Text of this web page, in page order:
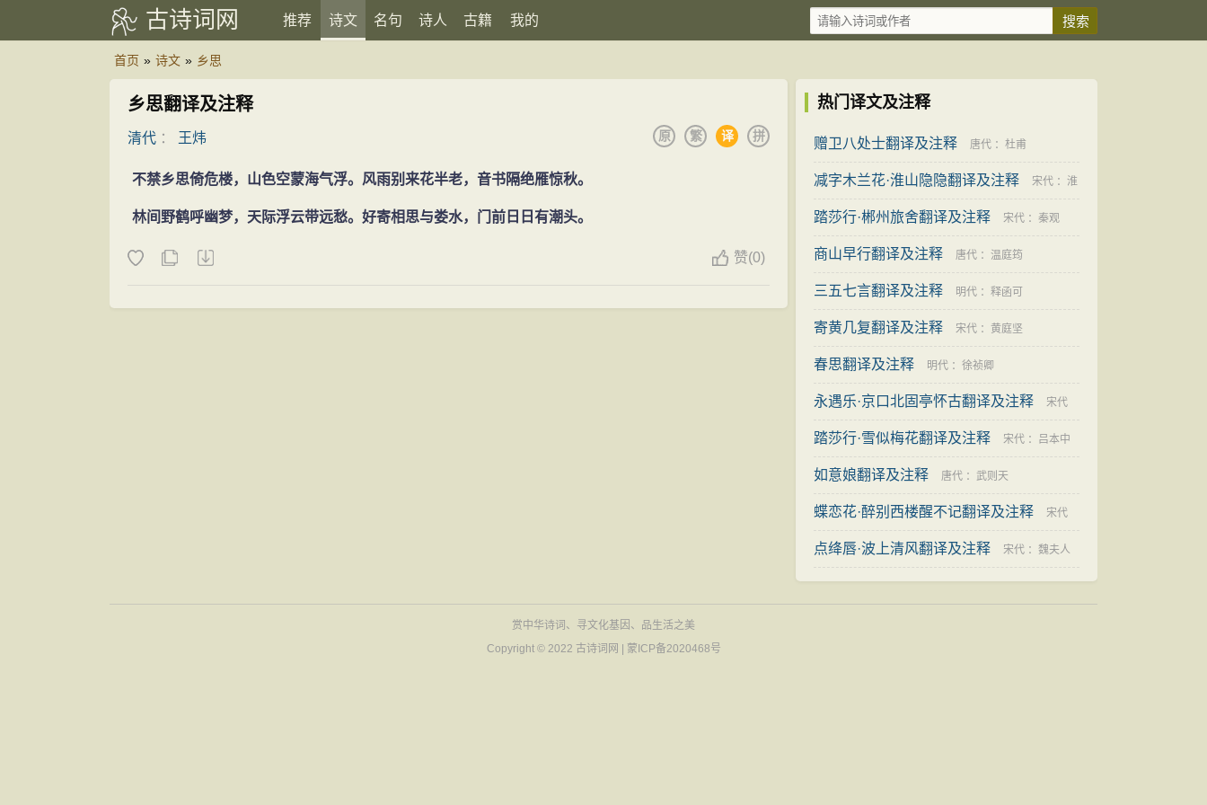
古诗词网 推荐 诗文 名句 诗人 古籍 我的
首页 » 诗文 » 乡思
乡思翻译及注释
清代 ： 王炜 拼
译
繁
原
不禁乡思倚危楼，山色空蒙海气浮。风雨别来花半老，音书隔绝雁惊秋。
林间野鹤呼幽梦，天际浮云带远愁。好寄相思与娄水，门前日日有潮头。
赞(0)
热门译文及注释
赠卫八处士翻译及注释 唐代 ： 杜甫
减字木兰花·淮山隐隐翻译及注释 宋代 ： 淮
上女
踏莎行·郴州旅舍翻译及注释 宋代 ： 秦观
商山早行翻译及注释 唐代 ： 温庭筠
三五七言翻译及注释 明代 ： 释函可
寄黄几复翻译及注释 宋代 ： 黄庭坚
春思翻译及注释 明代 ： 徐祯卿
永遇乐·京口北固亭怀古翻译及注释 宋代
：辛弃疾
踏莎行·雪似梅花翻译及注释 宋代 ： 吕本中
如意娘翻译及注释 唐代 ： 武则天
蝶恋花·醉别西楼醒不记翻译及注释 宋代
：晏几道
点绛唇·波上清风翻译及注释 宋代 ： 魏夫人
赏中华诗词、寻文化基因、品生活之美
Copyright © 2022 古诗词网 蒙ICP备2020468号